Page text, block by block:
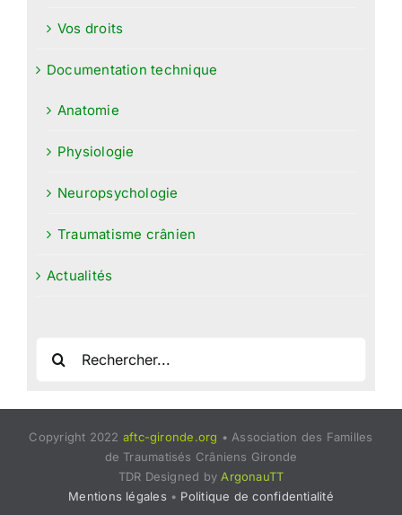
Vos droits
Documentation technique
Anatomie
Physiologie
Neuropsychologie
Traumatisme crânien
Actualités
Copyright 2022 aftc-gironde.org • Association des Familles
de Traumatisés Crâniens Gironde
TDR Designed by ArgonauTT
Mentions légales • Politique de confidentialité